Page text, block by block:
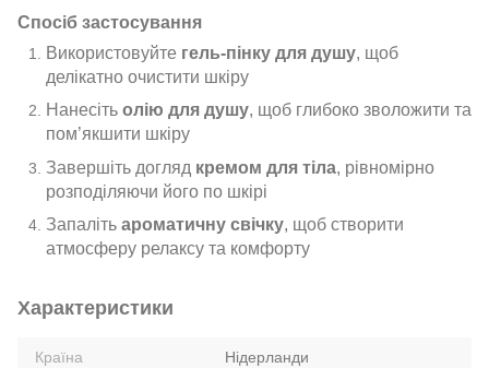
Спосіб застосування
Використовуйте гель-пінку для душу, щоб
делікатно очистити шкіру
Нанесіть олію для душу, щоб глибоко зволожити та
пом’якшити шкіру
Завершіть догляд кремом для тіла, рівномірно
розподіляючи його по шкірі
Запаліть ароматичну свічку, щоб створити
атмосферу релаксу та комфорту
Характеристики
Країна Нідерланди